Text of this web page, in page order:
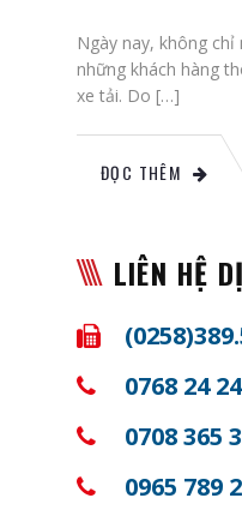
Ngày nay, không
những khách hàng
xe tải. Do […]
ĐỌC THÊM
LIÊN HỆ
0768 24
0708 365
0965 789